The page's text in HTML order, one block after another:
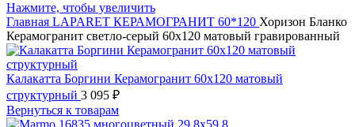
Нажмите, чтобы увеличить
Главная LAPARET КЕРАМОГРАНИТ 60*120 Хоризон Бланко
Керамогранит светло-серый 60х120 матовый гравированный
Калакатта Боргини Керамогранит 60х120 матовый
структурный 3 095 ₽
Вернуться к товарам